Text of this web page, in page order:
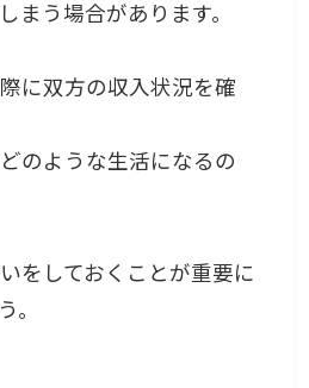
まう場合があります。
に双方の収入状況を確
のような生活になるの
をしておくことが重要に
。